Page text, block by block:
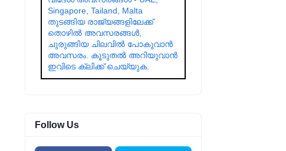
Singapore, Tailand, Malta
തുടങ്ങിയ രാജ്യങ്ങളിലേക്ക്
തൊഴിൽ അവസരങ്ങൾ,
ചുരുങ്ങിയ ചിലവിൽ പോകുവാൻ
അവസരം. കൂടുതൽ അറിയുവാൻ
ഇവിടെ ക്ലിക്ക് ചെയ്യുക.
Follow Us